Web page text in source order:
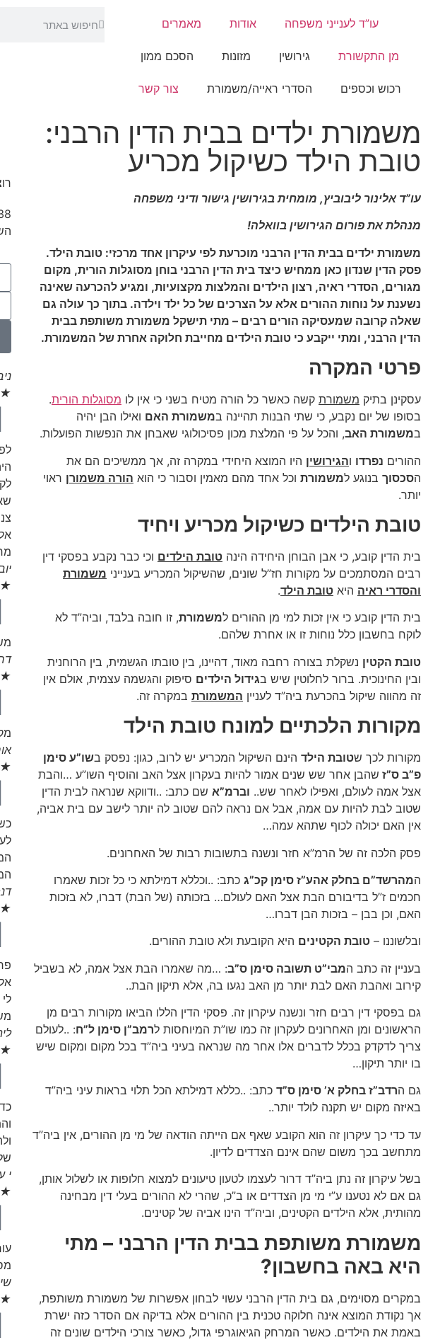
עו”ד לענייני משפחה אודות מאמרים
מן התקשורת גירושין מזונות הסכם ממון
רכוש וכספים הסדרי ראייה/משמורת צור קשר
משמורת ילדים בבית הדין הרבני:
טובת הילד כשיקול מכריע
עו”ד אלינור ליבוביץ, מומחית בגירושין גישור ודיני משפחה
מנהלת את פורום הגירושין בוואלה!
משמורת ילדים בבית הדין הרבני מוכרעת לפי עיקרון אחד מרכזי: טובת הילד.
פסק הדין שנדון כאן ממחיש כיצד בית הדין הרבני בוחן מסוגלות הורית, מקום
מגורים, הסדרי ראיה, רצון הילדים והמלצות מקצועיות, ומגיע להכרעה שאינה
נשענת על נוחות ההורים אלא על הצרכים של כל ילד וילדה. בתוך כך עולה גם
שאלה קרובה שמעסיקה הורים רבים – מתי תישקל משמורת משותפת בבית
הדין הרבני, ומתי ייקבע כי טובת הילדים מחייבת חלוקה אחרת של המשמורת.
פרטי המקרה
עסקינן בתיק משמורת קשה כאשר כל הורה מטיח בשני כי אין לו מסוגלות הורית.
בסופו של יום נקבע, כי שתי הבנות תהיינה במשמורת האם ואילו הבן יהיה
במשמורת האב, והכל על פי המלצת מכון פסיכולוגי שאבחן את הנפשות הפועלות.
ההורים נפרדו והגירושין היו המוצא היחידי במקרה זה, אך ממשיכים הם את
הסכסוך בנוגע למשמורת וכל אחד מהם מאמין וסבור כי הוא הורה משמורן ראוי
יותר.
טובת הילדים כשיקול מכריע ויחיד
בית הדין קובע, כי אבן הבוחן היחידה הינה טובת הילדים וכי כבר נקבע בפסקי דין
רבים המסתמכים על מקורות חז”ל שונים, שהשיקול המכריע בענייני משמורת
והסדרי ראיה היא טובת הילד.
בית הדין קובע כי אין זכות למי מן ההורים למשמורת, זו חובה בלבד, וביה”ד לא
לוקח בחשבון כלל נוחות זו או אחרת שלהם.
טובת הקטין נשקלת בצורה רחבה מאוד, דהיינו, בין טובתו הגשמית, בין הרוחנית
ובין החינוכית. ברור לחלוטין שיש בגידול הילדים סיפוק והגשמה עצמית, אולם אין
זה מהווה שיקול בהכרעת ביה”ד לעניין המשמורת במקרה זה.
מקורות הלכתיים למונח טובת הילד
מקורות לכך שטובת הילד הינם השיקול המכריע יש לרוב, כגון: נפסק בשו”ע סימן
פ”ב ס”ז שהבן אחר שש שנים אמור להיות בעקרון אצל האב והוסיף השו”ע …והבת
אצל אמה לעולם, ואפילו לאחר שש.. וברמ”א שם כתב: ..ודווקא שנראה לבית הדין
שטוב לבת להיות עם אמה, אבל אם נראה להם שטוב לה יותר לישב עם בית אביה,
אין האם יכולה לכוף שתהא עמה…
פסק הלכה זה של הרמ”א חזר ונשנה בתשובות רבות של האחרונים.
המהרשד”ם בחלק אהע”ז סימן קכ”ג כתב: ..וכללא דמילתא כי כל זכות שאמרו
חכמים ז”ל בדיבורם הבת אצל האם לעולם… בזכותה (של הבת) דברו, לא בזכות
האם, וכן בבן – בזכות הבן דברו…
ובלשוננו – טובת הקטינים היא הקובעת ולא טובת ההורים.
בעניין זה כתב המבי”ט תשובה סימן ס”ב: …מה שאמרו הבת אצל אמה, לא בשביל
קירוב ואהבת האם לבת יותר מן האב נגעו בה, אלא תיקון הבת..
גם בפסקי דין רבים חזר ונשנה עיקרון זה. פסקי הדין הללו הביאו מקורות רבים מן
הראשונים ומן האחרונים לעקרון זה כמו שו”ת המיוחסות לרמב”ן סימן ל”ח: ..לעולם
צריך לדקדק בכלל לדברים אלו אחר מה שנראה בעיני ביה”ד בכל מקום ומקום שיש
בו יותר תיקון…
גם הרדב”ז בחלק א’ סימן ס”ד כתב: ..כללא דמילתא הכל תלוי בראות עיני ביה”ד
באיזה מקום יש תקנה לולד יותר..
עד כדי כך עיקרון זה הוא הקובע שאף אם הייתה הודאה של מי מן ההורים, אין ביה”ד
מתחשב בכך משום שהם אינם הצדדים לדיון.
בשל עיקרון זה נתן ביה”ד דרור לעצמו לטעון טיעונים למצוא חלופות או לשלול אותן,
גם אם לא נטענו ע”י מי מן הצדדים או ב”כ, שהרי לא ההורים בעלי דין מבחינה
מהותית, אלא הילדים הקטינים, וביה”ד הינו אביה של קטינים.
משמורת משותפת בבית הדין הרבני – מתי
היא באה בחשבון?
במקרים מסוימים, גם בית הדין הרבני עשוי לבחון אפשרות של משמורת משותפת,
אך נקודת המוצא אינה חלוקה טכנית בין ההורים אלא בדיקה אם הסדר כזה ישרת
באמת את הילדים. כאשר המרחק הגיאוגרפי גדול, כאשר צורכי הילדים שונים זה
38 שנות ניסיון
★
★
★
★
★
★
י
★
★